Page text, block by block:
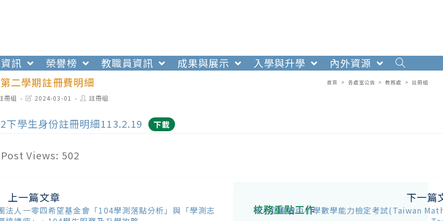
訊 榮譽榜 教職員資訊 成果與展示 入學與升學
內外資源
二學期註冊費明細
首頁 > 各處室公告 > 教務處 > 註冊組
冊組
Post2024-03-01
Post註冊組
下學生身份註冊明細113.2.19 下載
Post Views: 502
上一篇文章
法人一零四希望基金會「104學測落點分析」與「學測志
下一篇
第八屆臺灣中小學數學能力檢定考試(Taiwan
校務重點工作